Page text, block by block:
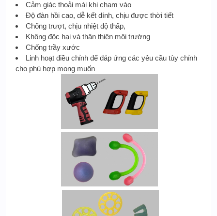
Cảm giác thoải mái khi chạm vào
Độ đàn hồi cao, dễ kết dính, chịu được thời tiết
Chống trượt, chịu nhiệt độ thấp,
Không độc hại và thân thiện môi trường
Chống trầy xước
Linh hoạt điều chỉnh để đáp ứng các yêu cầu tùy chỉnh
cho phù hợp mong muốn